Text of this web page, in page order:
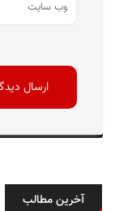
آخرین مطالب